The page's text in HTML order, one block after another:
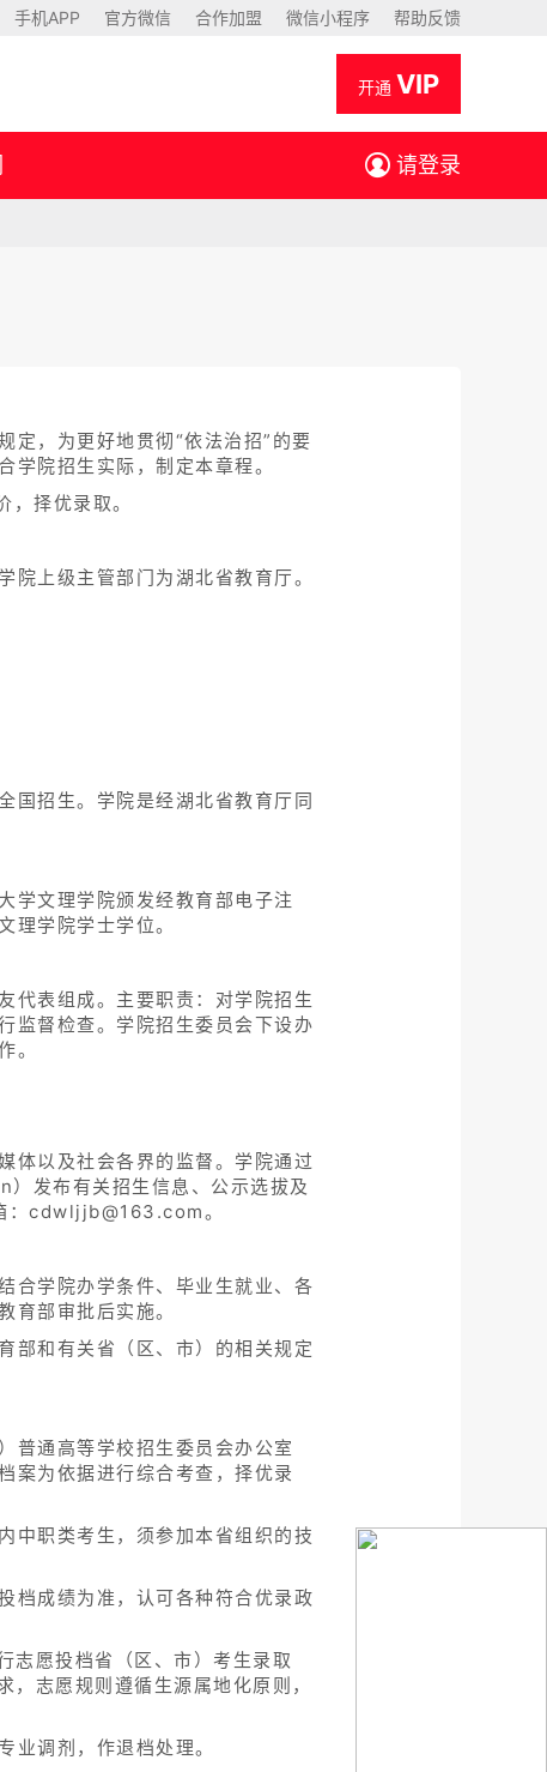
手机APP 官方微信 合作加盟 微信小程序 帮助反馈
开通 VIP
请登录
定，为更好地贯彻“依法治招”的要
院招生实际，制定本章程。
择优录取。
上级主管部门为湖北省教育厅。
国招生。学院是经湖北省教育厅同
学文理学院颁发经教育部电子注
理学院学士学位。
代表组成。主要职责：对学院招生
监督检查。学院招生委员会下设办
。
体以及社会各界的监督。学院通过
布有关招生信息、公示选拔及
cdwljjb@163.com。
合学院办学条件、毕业生就业、各
育部审批后实施。
部和有关省（区、市）的相关规定
普通高等学校招生委员会办公室
案为依据进行综合考查，择优录
中职类考生，须参加本省组织的技
档成绩为准，认可各种符合优录政
志愿投档省（区、市）考生录取
志愿规则遵循生源属地化原则，
业调剂，作退档处理。